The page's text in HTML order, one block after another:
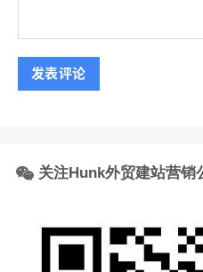
关注Hunk外贸建站营销